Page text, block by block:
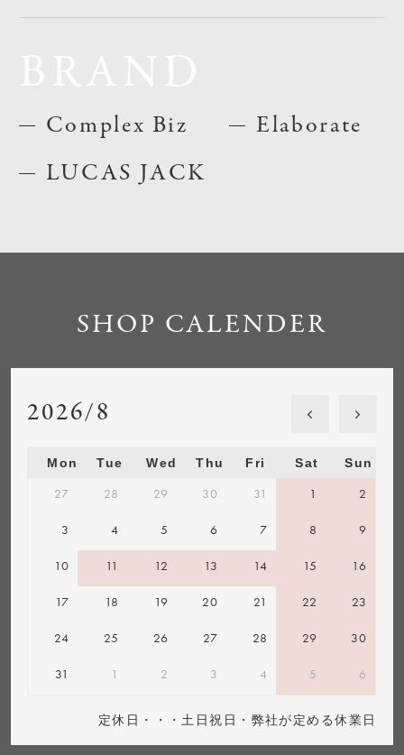
Complex Biz
LUCAS JACK
Elaborate
SHOP CALENDER
2026/8
Mon Tue Wed Thu Fri Sat Sun
27 28 29 30 31 1 2
3 4 5 6 7 8 9
10 11 12 13 14 15 16
17 18 19 20 21 22 23
24 25 26 27 28 29 30
31 1 2 3 4 5 6
定休日・・・土日祝日・弊社が定める休業日